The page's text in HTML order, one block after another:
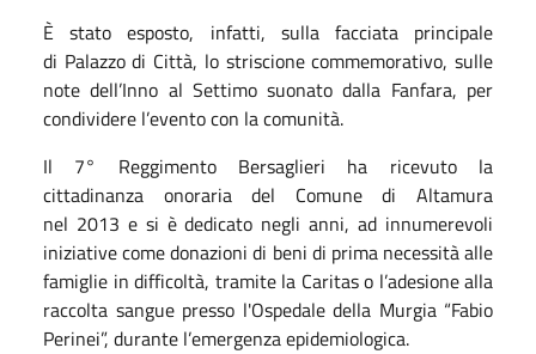
È statoesposto, infatti, sulla facciata principale
di Palazzo di Città, lo striscione commemorativo, sulle
note dell’Inno al Settimosuonato dalla Fanfara, per
condividere l’evento con la comunità.
Il 7° Reggimento Bersaglieri ha ricevuto la
cittadinanza onoraria del Comune di Altamura
nel 2013 e si è dedicato negli anni, ad innumerevoli
iniziative come donazioni di beni di prima necessità alle
famiglie in difficoltà, tramite la Caritaso l’adesione alla
raccolta sangue presso l'Ospedale della Murgia “Fabio
Perinei”, durante l’emergenza epidemiologica.